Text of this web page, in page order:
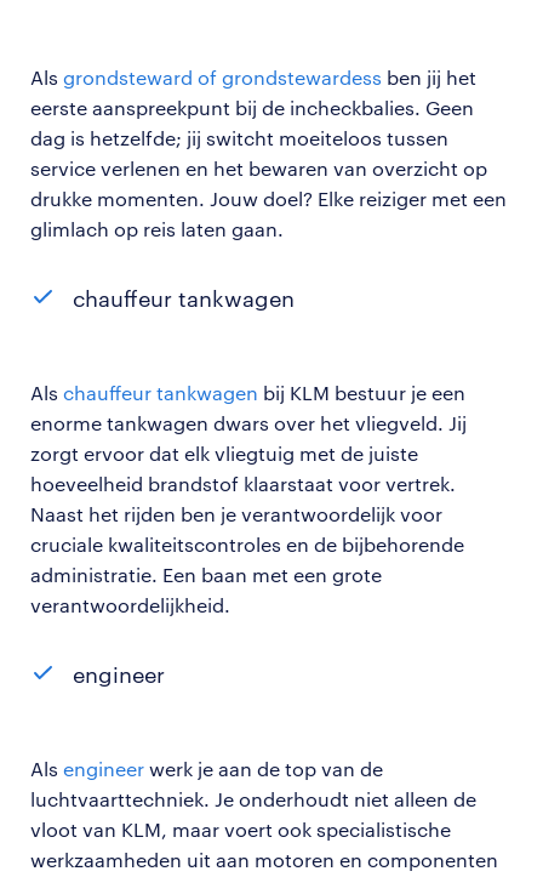
Als grondsteward of grondstewardess ben jij het
eerste aanspreekpunt bij de incheckbalies. Geen
dag is hetzelfde; jij switcht moeiteloos tussen
service verlenen en het bewaren van overzicht op
drukke momenten. Jouw doel? Elke reiziger met een
glimlach op reis laten gaan.
chauffeur tankwagen
Als chauffeur tankwagen bij KLM bestuur je een
enorme tankwagen dwars over het vliegveld. Jij
zorgt ervoor dat elk vliegtuig met de juiste
hoeveelheid brandstof klaarstaat voor vertrek.
Naast het rijden ben je verantwoordelijk voor
cruciale kwaliteitscontroles en de bijbehorende
administratie. Een baan met een grote
verantwoordelijkheid.
engineer
Als engineer werk je aan de top van de
luchtvaarttechniek. Je onderhoudt niet alleen de
vloot van KLM, maar voert ook specialistische
werkzaamheden uit aan motoren en componenten